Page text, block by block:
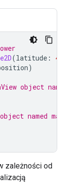
(latitude :
)
object
named
zależności od